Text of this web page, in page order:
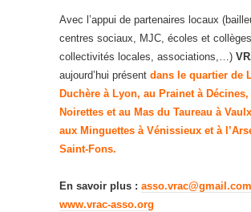
Avec l’appui de partenaires locaux
centres sociaux, MJC, écoles et
collectivités locales, associations,…)
aujourd’hui présent dans le quartier de
Duchère à Lyon, au Prainet à Décines,
Noirettes et au Mas du Taureau à
aux Minguettes à Vénissieux et à
Saint-Fons.
En savoir plus :
www.vrac-asso.org